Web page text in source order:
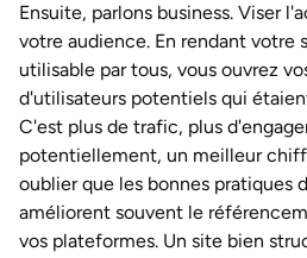
Ensuite, parlons business. Viser
votre audience. En rendant votre
utilisable par tous, vous ouvrez
d'utilisateurs potentiels qui
C'est plus de trafic, plus
potentiellement, un meilleur
oublier que les bonnes pratiques
améliorent souvent le
vos plateformes. Un site bien